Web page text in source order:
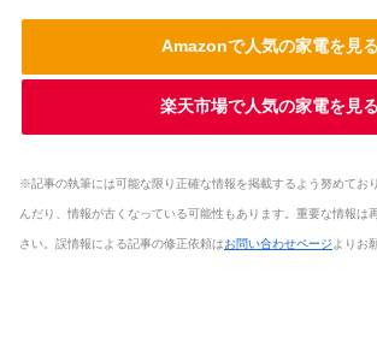
Amazonで人気の家電を見る
楽天市場で人気の家電を見る
※記事の執筆には可能な限り正確な情報を掲載するよう努めてお
んだり、情報が古くなっている可能性もあります。重要な情報は
さい。誤情報による記事の修正依頼はお問い合わせページ よりお